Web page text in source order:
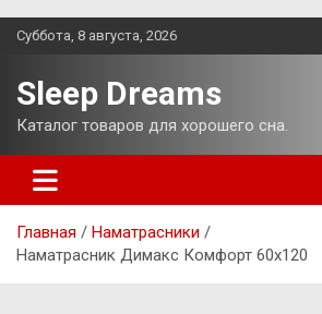
Перейти
Суббота, 8 августа, 2026
Sleep Dreams
Каталог товаров для хорошего сна.
Главная
Наматрасники
Наматрасник Димакс Комфорт 60х120